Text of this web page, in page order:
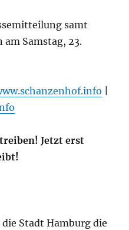
samt
Samstag, 23.
Jetzt erst
Stadt Hamburg die